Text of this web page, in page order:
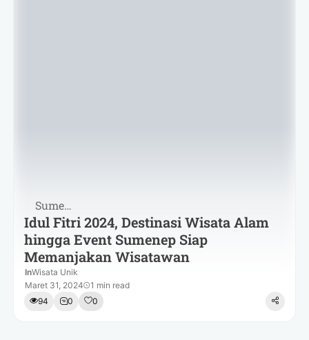
Sumenep
Idul Fitri 2024, Destinasi Wisata Alam
hingga Event Sumenep Siap
Memanjakan Wisatawan
InWisata Unik
Maret 31, 2024
1 min read
94
0 0